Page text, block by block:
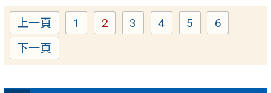
上一頁 Page
1 Page
2 Page
3 Page
4 Page
5
6
下一頁